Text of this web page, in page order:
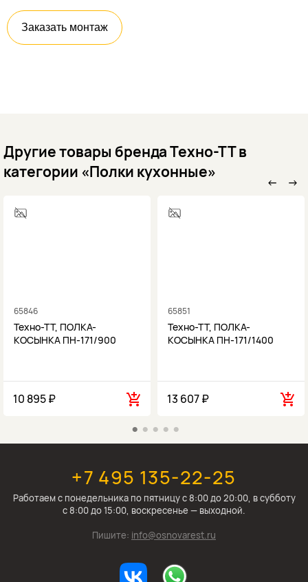
Заказать монтаж
Другие товары бренда Техно-ТТ в
категории «Полки кухонные»
←
65846
Техно-ТТ, ПОЛКА-
КОСЫНКА ПН-171/900
10 895 ₽
65851
Техно-ТТ, ПОЛКА-
КОСЫНКА ПН-171/1400
13 607 ₽
→
+7 495 135-22-25
Работаем c понедельника по пятницу с 8:00 до 20:00, в субботу
с 8:00 до 15:00, воскресенье — выходной.
Пишите: info@osnovarest.ru